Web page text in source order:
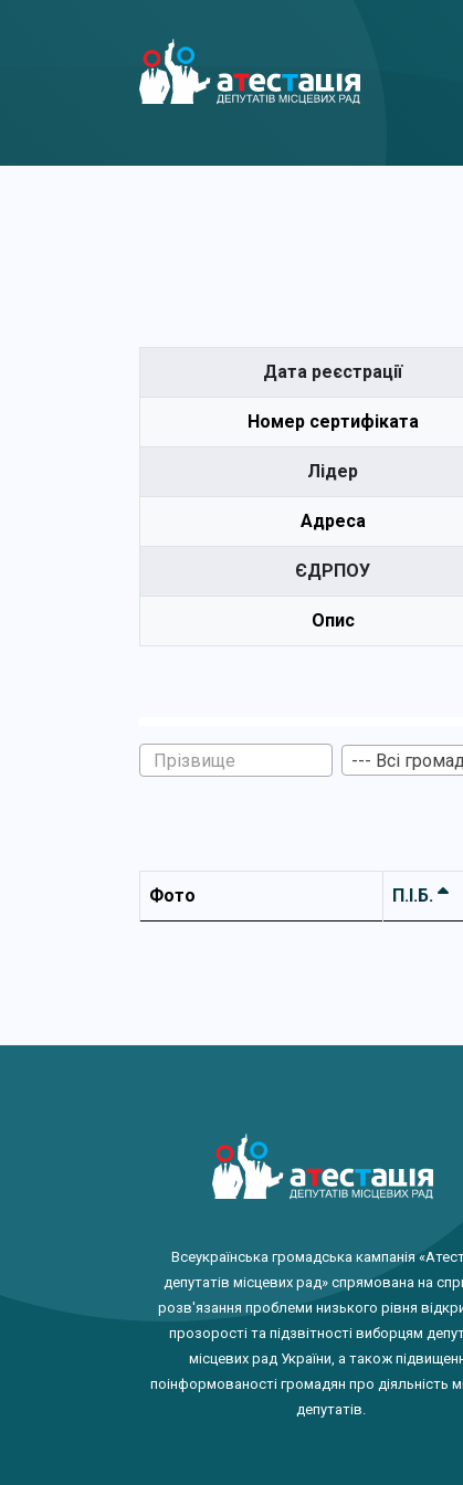
Дата реєстрації
Номер сертифіката
Лідер
Адреса
ЄДРПОУ
Опис
--- Всі
Фото П.І.Б.
Всеукраїнська громадська кампанія
депутатів місцевих рад» спрямована на
розв'язання проблеми низького рівня
прозорості та підзвітності виборцям
місцевих рад України, а також
поінформованості громадян про діяльність
депутатів.